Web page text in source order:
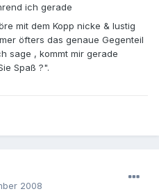
ich gerade
mit dem Kopp nicke & lustig
öfters das genaue Gegenteil
sage , kommt mir gerade
Spaß ?".
2008